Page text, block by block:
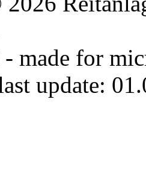
made for
update: